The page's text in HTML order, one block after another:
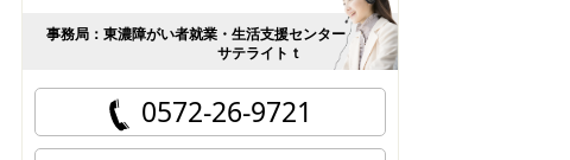
事務局：東濃障がい者就業・生活支援センター
サテライトｔ
0572-26-9721